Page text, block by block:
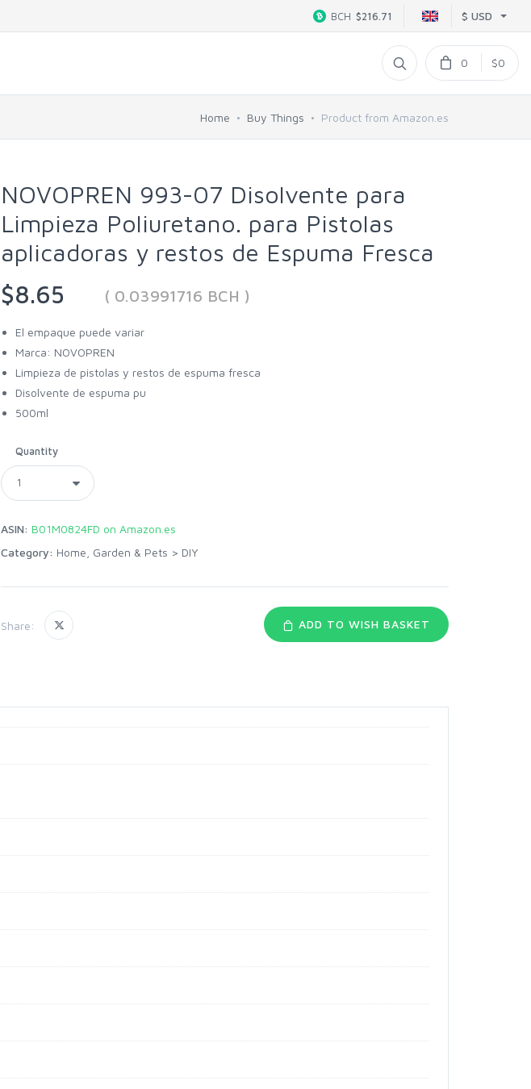
$ USD
BCH $216.71
0 $0
Home Buy Things Product from Amazon.es
NOVOPREN 993-07 Disolvente para
Limpieza Poliuretano. para Pistolas
aplicadoras y restos de Espuma Fresca
$8.65
( 0.03991716 BCH )
El empaque puede variar
Marca: NOVOPREN
Limpieza de pistolas y restos de espuma fresca
Disolvente de espuma pu
500ml
Quantity
ASIN: B01M0824FD on Amazon.es
Category: Home, Garden & Pets > DIY
Share: ADD TO WISH BASKET